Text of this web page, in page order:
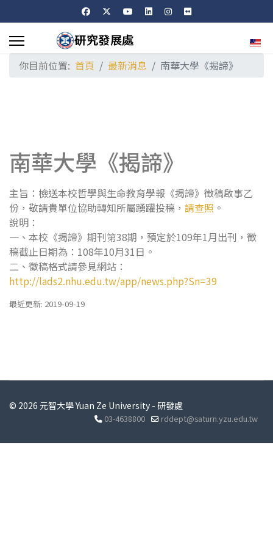
選擇
你目前位置: 首頁 最新消息 南華大學《揭諦》
南華大學《揭諦》
主旨：檢送本校哲學與生命教育學報《揭諦》徵稿啟事乙
份，敬請貴單位協助轉知所屬踴躍投稿， 請查照 。
說明：
一、本校《揭諦》期刊第38期，預定於109年1月出刊，徵
稿截止日期為：108年10月31日。
二、徵稿格式請參見網站：
http://lads2.nhu.edu.tw/app/news.php?Sn=39
最近更新: 2019-09-19
© 2026 元智大學 Yuan Ze University - 研發處
03-4638800 rddept@saturn.yzu.edu.tw